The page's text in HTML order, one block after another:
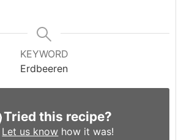
KEYWORD
Erdbeeren
Tried this recipe?
Let us know how it was!